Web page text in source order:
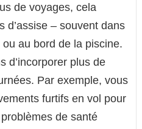
de voyages, cela
d’assise – souvent dans
au bord de la piscine.
d’incorporer plus de
Par exemple, vous
furtifs en vol pour
de santé